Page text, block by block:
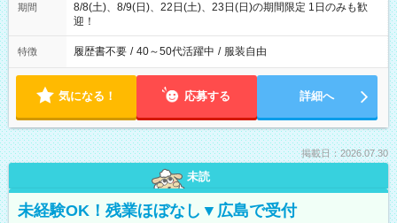
期間
8/8(土)、8/9(日)、22日(土)、23日(日)の期間限定 1日のみも歓
迎！
特徴 履歴書不要 / 40～50代活躍中 / 服装自由
気になる！ 応募する 詳細へ
掲載日：2026.07.30
未読
未経験OK！残業ほぼなし▼広島で受付